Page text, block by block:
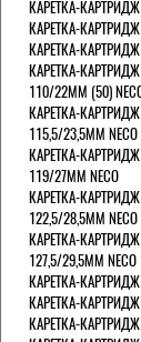
КАРЕТКА-
КАРЕТКА-
КАРЕТКА-
КАРЕТКА-
110/22ММ (50)
КАРЕТКА-
115,5/23,5ММ NECO
КАРЕТКА-
119/27ММ NECO
КАРЕТКА-
122,5/28,5ММ NECO
КАРЕТКА-
127,5/29,5ММ NECO
КАРЕТКА-КАРТРИДЖ
КАРЕТКА-КАРТРИДЖ
КАРЕТКА-КАРТРИДЖ